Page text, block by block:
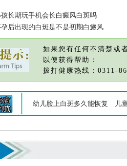
长期玩手机会长白癜风白斑吗
后出现的白斑是不是初期白癜风
如果您有任何不清楚或
以便获得帮助：
拨打健康热线：0311-
幼儿脸上白斑多久能恢复 儿